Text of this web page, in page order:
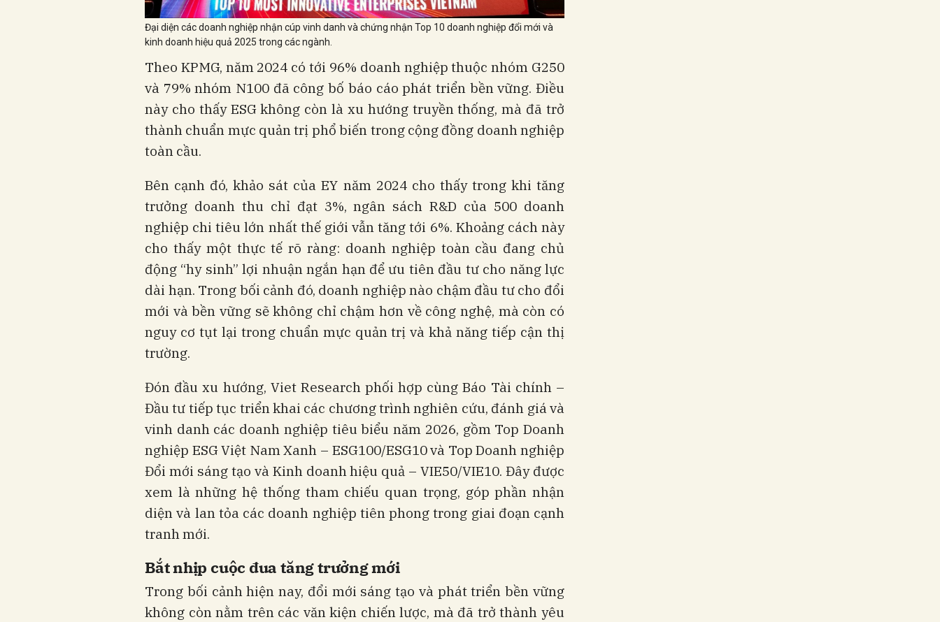
Đại diện các doanh nghiệp nhận cúp vinh danh và chứng nhận Top 10 doanh nghiệp đổi mới và
kinh doanh hiệu quả 2025 trong các ngành.
Theo KPMG, năm 2024 có tới 96% doanh nghiệp thuộc nhóm G250
và 79% nhóm N100 đã công bố báo cáo phát triển bền vững. Điều
này cho thấy ESG không còn là xu hướng truyền thống, mà đã trở
thành chuẩn mực quản trị phổ biến trong cộng đồng doanh nghiệp
toàn cầu.
Bên cạnh đó, khảo sát của EY năm 2024 cho thấy trong khi tăng
trưởng doanh thu chỉ đạt 3%, ngân sách R&D của 500 doanh
nghiệp chi tiêu lớn nhất thế giới vẫn tăng tới 6%. Khoảng cách này
cho thấy một thực tế rõ ràng: doanh nghiệp toàn cầu đang chủ
động “hy sinh” lợi nhuận ngắn hạn để ưu tiên đầu tư cho năng lực
dài hạn. Trong bối cảnh đó, doanh nghiệp nào chậm đầu tư cho đổi
mới và bền vững sẽ không chỉ chậm hơn về công nghệ, mà còn có
nguy cơ tụt lại trong chuẩn mực quản trị và khả năng tiếp cận thị
trường.
Đón đầu xu hướng, Viet Research phối hợp cùng Báo Tài chính –
Đầu tư tiếp tục triển khai các chương trình nghiên cứu, đánh giá và
vinh danh các doanh nghiệp tiêu biểu năm 2026, gồm Top Doanh
nghiệp ESG Việt Nam Xanh – ESG100/ESG10 và Top Doanh nghiệp
Đổi mới sáng tạo và Kinh doanh hiệu quả – VIE50/VIE10. Đây được
xem là những hệ thống tham chiếu quan trọng, góp phần nhận
diện và lan tỏa các doanh nghiệp tiên phong trong giai đoạn cạnh
tranh mới.
Bắt nhịp cuộc đua tăng trưởng mới
Trong bối cảnh hiện nay, đổi mới sáng tạo và phát triển bền vững
không còn nằm trên các văn kiện chiến lược, mà đã trở thành yêu